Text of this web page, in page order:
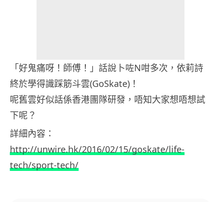
「好鬼痛呀！師傅！」話說卜咗N咁多次，依莉詩
終於學得識踩筋斗雲(GoSkate)！
呢舊雲好似話係香港團隊研發，唔知大家想唔想試
下呢？
詳細內容：
http://unwire.hk/2016/02/15/goskate/life-
tech/sport-tech/